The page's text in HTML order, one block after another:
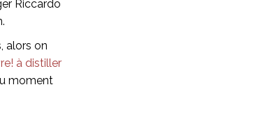
Riccardo
alors on
à distiller
moment